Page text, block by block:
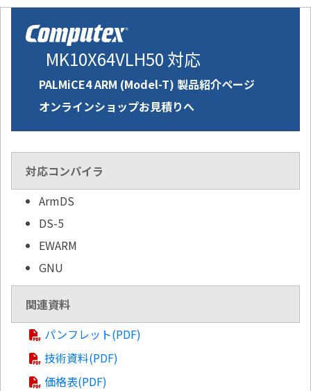
MK10X64VLH50 対応
PALMiCE4 ARM (Model-T) 製品紹介ページ
オンラインショップお見積りへ
対応コンパイラ
ArmDS
DS-5
EWARM
GNU
関連資料
パンフレット(PDF)
技術資料(PDF)
価格表(PDF)